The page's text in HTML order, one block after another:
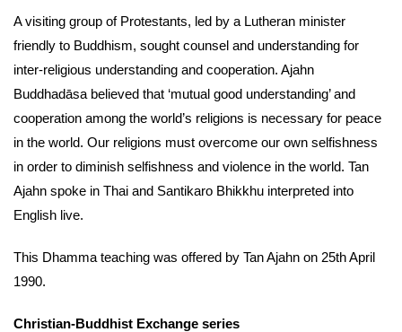
A visiting group of Protestants, led by a Lutheran minister
friendly to Buddhism, sought counsel and understanding for
inter-religious understanding and cooperation. Ajahn
Buddhadāsa believed that ‘mutual good understanding’ and
cooperation among the world’s religions is necessary for peace
in the world. Our religions must overcome our own selfishness
in order to diminish selfishness and violence in the world. Tan
Ajahn spoke in Thai and Santikaro Bhikkhu interpreted into
English live.
This Dhamma teaching was offered by Tan Ajahn on 25th April
1990.
Christian-Buddhist Exchange series